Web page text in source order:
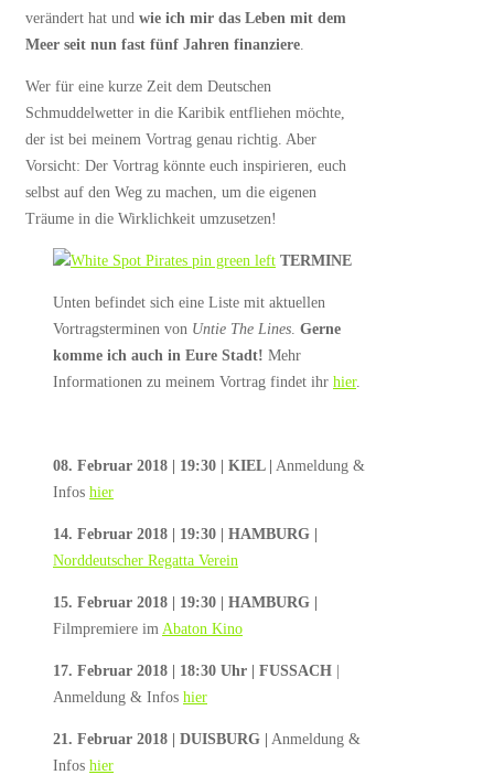
verändert hat und wie ich mir das Leben mit dem
Meer seit nun fast fünf Jahren finanziere.
Wer für eine kurze Zeit dem Deutschen
Schmuddelwetter in die Karibik entfliehen möchte,
der ist bei meinem Vortrag genau richtig. Aber
Vorsicht: Der Vortrag könnte euch inspirieren, euch
selbst auf den Weg zu machen, um die eigenen
Träume in die Wirklichkeit umzusetzen!
TERMINE
Unten befindet sich eine Liste mit aktuellen
Vortragsterminen von Untie The Lines. Gerne
komme ich auch in Eure Stadt! Mehr
Informationen zu meinem Vortrag findet ihr hier.
08. Februar 2018 | 19:30 | KIEL | Anmeldung &
Infos hier
14. Februar 2018 | 19:30 | HAMBURG |
Norddeutscher Regatta Verein
15. Februar 2018 | 19:30 | HAMBURG |
Filmpremiere im Abaton Kino
17. Februar 2018 | 18:30 Uhr | FUSSACH
Anmeldung & Infos hier
21. Februar 2018 | DUISBURG |
Anmeldung &
Infos hier